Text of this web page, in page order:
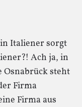
Italiener sorgt
Ach ja, in
steht
Firma
Firma aus